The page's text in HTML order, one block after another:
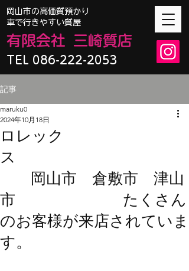
TEL 086-222-2053
​岡山市の高価質預かり
車で行きやすい質屋
有限会社 三崎質店
記事
ロレック
ス
岡山市 倉敷市 津山
市 たくさん
のお客様が来店されていま
す。
maruku0
2024年10月18日